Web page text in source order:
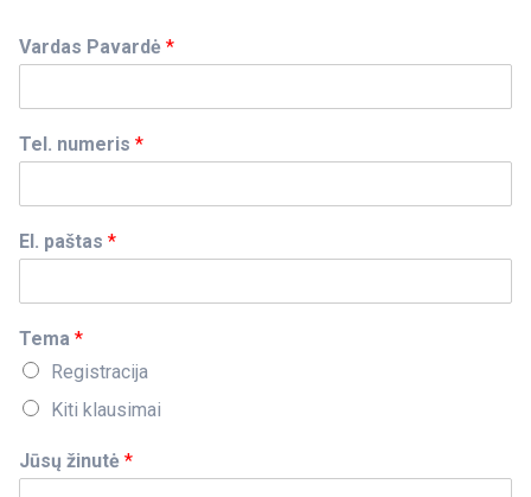
Vardas Pavardė *
Tel. numeris *
El. paštas *
Tema *
Registracija
Kiti klausimai
Jūsų žinutė *